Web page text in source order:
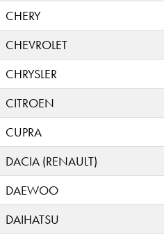
CHERY
CHEVROLET
CHRYSLER
CITROEN
CUPRA
DACIA (RENAULT)
DAEWOO
DAIHATSU